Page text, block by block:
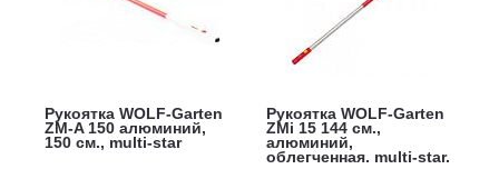
Рукоятка WOLF-Garten
ZM-A 150 алюминий,
150 см., multi-star
Рукоятка WOLF-Garten
ZMi 15 144 см.,
алюминий,
облегченная, multi-star,